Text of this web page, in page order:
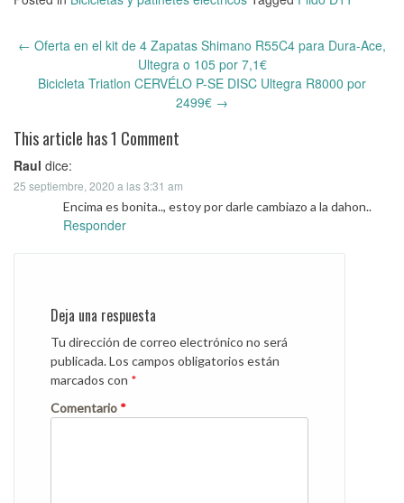
navigation
← Oferta en el kit de 4 Zapatas Shimano R55C4 para Dura-Ace,
Ultegra o 105 por 7,1€
Bicicleta Triatlon CERVÉLO P-SE DISC Ultegra R8000 por
2499€ →
This article has 1 Comment
Raul dice:
25 septiembre, 2020 a las 3:31 am
Encima es bonita.., estoy por darle cambiazo a la dahon..
Responder
Deja una respuesta
Tu dirección de correo electrónico no será
publicada.Los campos obligatorios están
marcados con *
Comentario *